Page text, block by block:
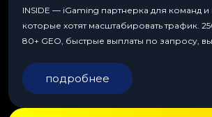
INSIDE — iGaming партнерка для команд
которые хотят масштабировать трафик.
80+ GEO, быстрые выплаты по запросу,
подробнее